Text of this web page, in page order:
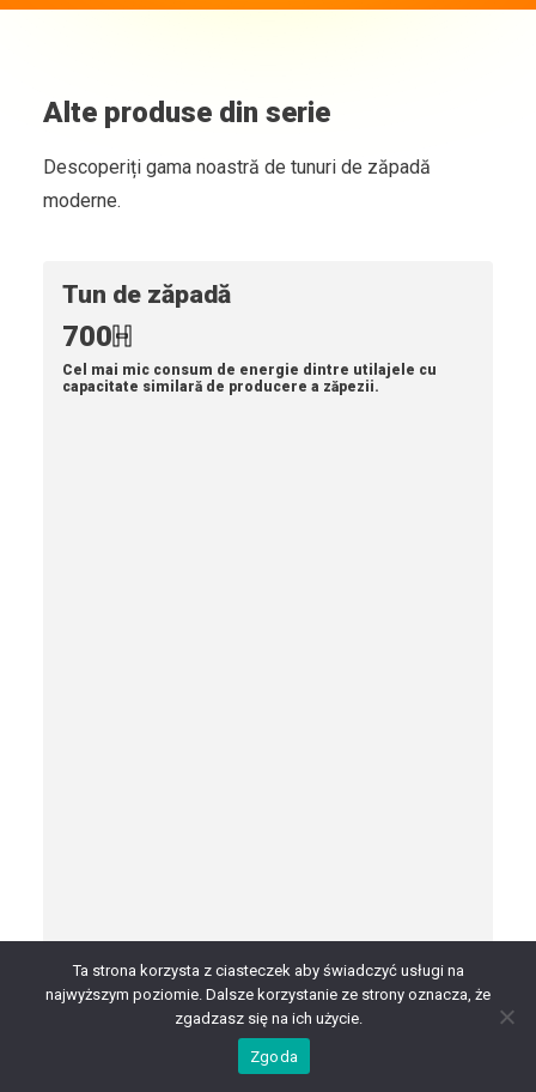
Alte produse din serie
Descoperiți gama noastră de tunuri de zăpadă
moderne.
Tun de zăpadă
700H
Cel mai mic consum de energie dintre utilajele cu
capacitate similară de producere a zăpezii.
Ta strona korzysta z ciasteczek aby świadczyć usługi na
najwyższym poziomie. Dalsze korzystanie ze strony oznacza, że
zgadzasz się na ich użycie.
Zgoda